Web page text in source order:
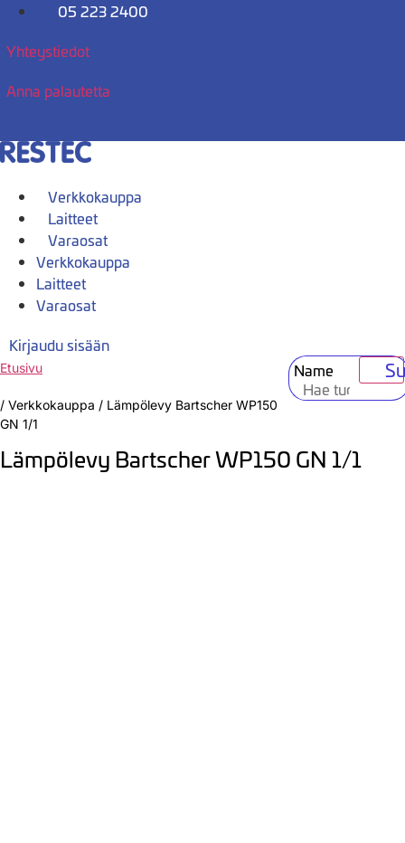
Mene
05 223 2400
Yhteystiedot
Anna palautetta
Verkkokauppa
Laitteet
Varaosat
Verkkokauppa
Laitteet
Varaosat
Kirjaudu sisään
Name
Etusivu
/ Verkkokauppa / Lämpölevy Bartscher WP150
GN 1/1
Lämpölevy Bartscher WP150 GN 1/1